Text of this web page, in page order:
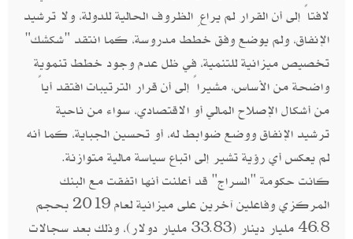
لافتاً إلى أن القرار لم يراعِ الظروف الحالية للدولة، ولا ترشيد
الإنفاق، ولم يوضع وفق خطط مدروسة، كما انتقد "شكشك"
تخصيص ميزانية للتنمية، في ظل عدم وجود خطط تنموية
واضحة من الأساس، مشيراً إلى أن قرار الترتيبات افتقد أياً
من أشكال الإصلاح المالي أو الاقتصادي، سواء من ناحية
ترشيد الإنفاق ووضع ضوابط له، أو تحسين الجباية، كما أنه
لم يعكس أي رؤية تشير إلى اتباع سياسة مالية متوازنة.
كانت حكومة "السراج" قد أعلنت أنها اتفقت مع البنك
المركزي وفاعلين آخرين على ميزانية لعام 2019 بحجم
46.8 مليار دينار (33.83 مليار دولار)، وذلك بعد سجالات